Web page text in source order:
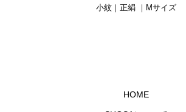
小紋｜正絹 ｜Mサイズ
HOME